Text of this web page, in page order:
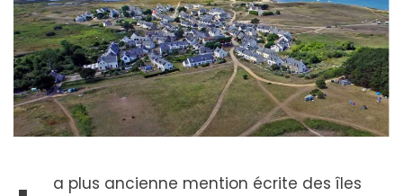
a plus ancienne mention écrite des îles